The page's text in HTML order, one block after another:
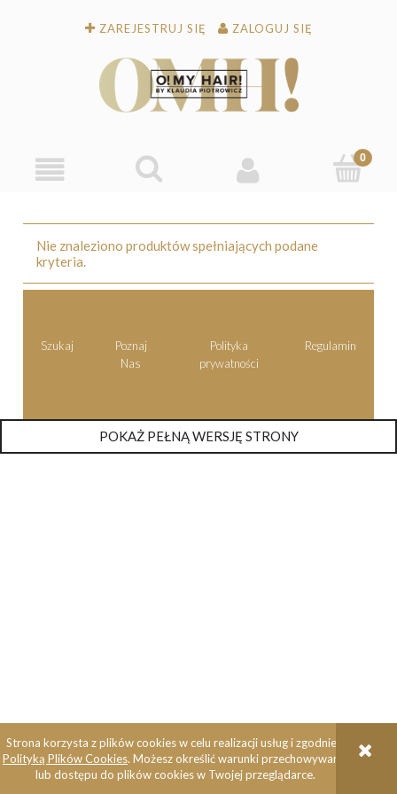
Strona korzysta z plików cookies w celu realizacji usług i zgodnie z
Polityką Plików Cookies. Możesz określić warunki przechowywania
lub dostępu do plików cookies w Twojej przeglądarce.
ZAREJESTRUJ SIĘ ZALOGUJ SIĘ
Nie znaleziono produktów spełniających podane
kryteria.
Szukaj
Poznaj
Nas
Polityka
prywatności
Regulamin
POKAŻ PEŁNĄ WERSJĘ STRONY